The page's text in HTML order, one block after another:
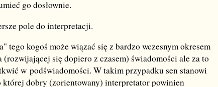
go dosłownie.
pole do interpretacji.
tego kogoś może wiązać się z bardzo wczesnym okresem
się dopiero z czasem) świadomości ale za to
w podświadomości. W takim przypadku sen stanowi
której dobry (zorientowany) interpretator powinien